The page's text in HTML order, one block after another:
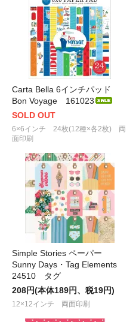
Carta Bella 6インチパッド
Bon Voyage 161023
SOLD OUT
6×6インチ 24枚(12種×各2枚) 両
面印刷
Simple Stories ペーパー
Sunny Days・Tag Elements
24510 タグ
208円(本体189円、税19円)
12×12インチ 両面印刷